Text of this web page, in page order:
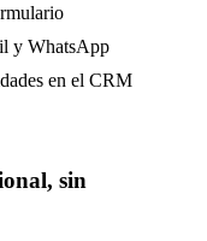
y WhatsApp
en el CRM
sin